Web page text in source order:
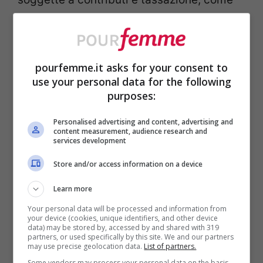
questi casi. Per i dipendenti del
commercio ad esempio, il lavoro a
Ferragosto prevede una maggiorazione del
30% e un riposo compensativo, mentre se
il dipendente non lavora, la giornata è
comunque retribuita normalmente.
Nelturismo e nei pubblici esercizi, settori
in cui Ferragosto rappresenta un picco
pourfemme.it asks for your consent to
use your personal data for the following
purposes:
Personalised advertising and content, advertising and
content measurement, audience research and
services development
Store and/or access information on a device
Learn more
Your personal data will be processed and information from
your device (cookies, unique identifiers, and other device
data) may be stored by, accessed by and shared with 319
partners, or used specifically by this site. We and our partners
may use precise geolocation data. List of partners.